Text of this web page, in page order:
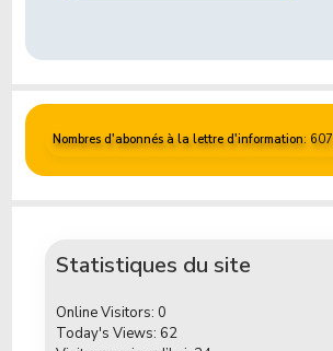
Nombres d'abonnés à la lettre d'information: 607
Statistiques du site
Online Visitors: 0
Today's Views: 62